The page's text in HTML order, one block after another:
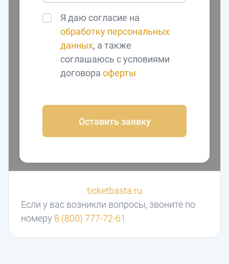
Я даю согласие на
обработку персональных
данных, а также
соглашаюсь с условиями
договораоферты
Оставить заявку
Если у вас возникли вопросы, звоните по
номеру 8 (800) 777-72-61
ticketbasta.ru